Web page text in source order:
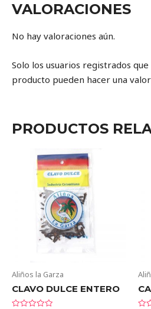
VALORACIONES
No hay valoraciones aún.
Solo los usuarios registrados
producto pueden hacer una
PRODUCTOS
Aliños la Garza
CLAVO DULCE ENTERO